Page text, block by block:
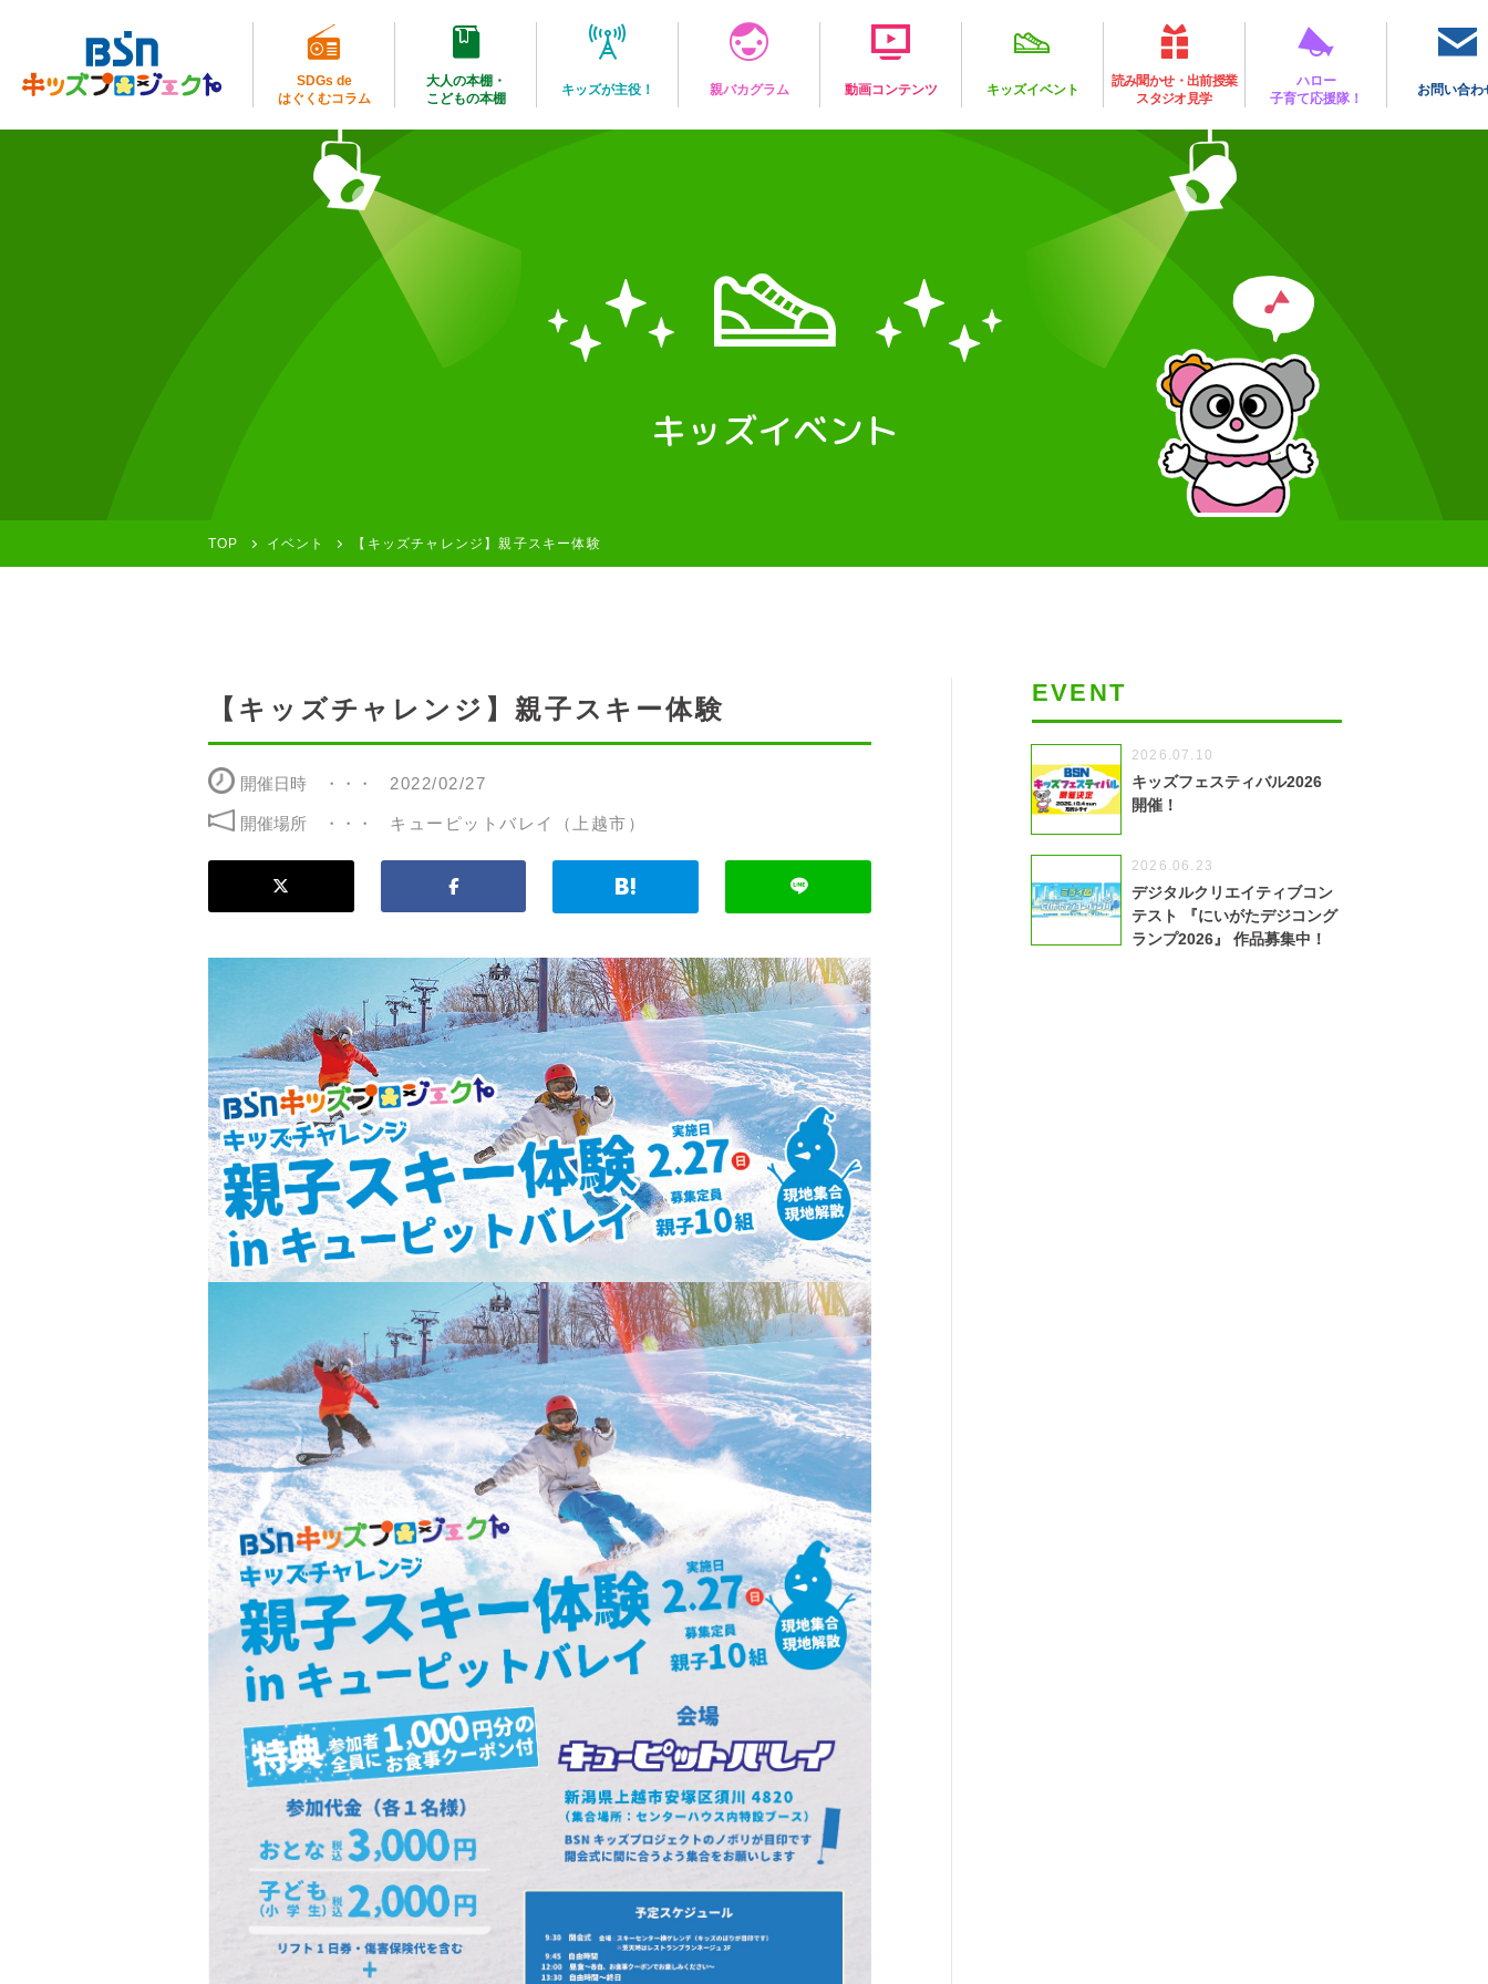
SDGs de
はぐくむコラム
大人の本棚・
こどもの本棚
キッズが主役！ 親バカグラム 動画コンテンツ キッズイベント
読み聞かせ・出前授業
スタジオ見学
ハロー
子育て応援隊！
お問い合わ
キッズイベント
TOP イベント 【キッズチャレンジ】親子スキー体験
【キッズチャレンジ】親子スキー体験
開催日時 2022/02/27
開催場所 キューピットバレイ（上越市）
EVENT
2026.07.10
キッズフェスティバル2026
開催！
2026.06.23
デジタルクリエイティブコン
テスト 『にいがたデジコング
ランプ2026』 作品募集中！